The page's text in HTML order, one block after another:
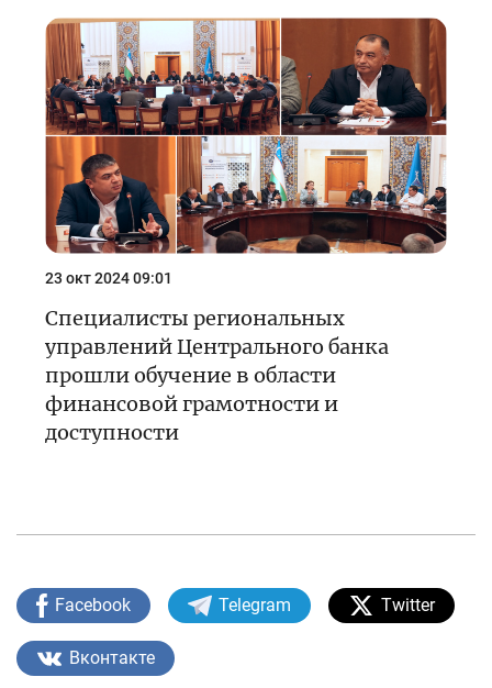
23 окт 2024 09:01
Специалисты региональных
управлений Центрального банка
прошли обучение в области
финансовой грамотности и
доступности
Facebook Telegram Twitter
Вконтакте